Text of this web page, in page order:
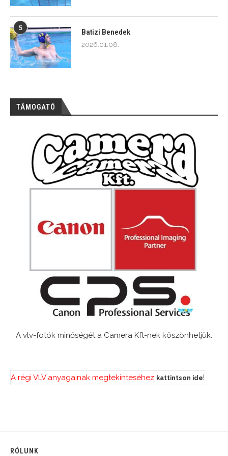
5
Batizi Benedek
2026.01.08.
TÁMOGATÓ
A vlv-fotók minőségét a Camera Kft-nek köszönhetjük.
A régi VLV anyagainak megtekintéséhez kattintson ide!
RÓLUNK